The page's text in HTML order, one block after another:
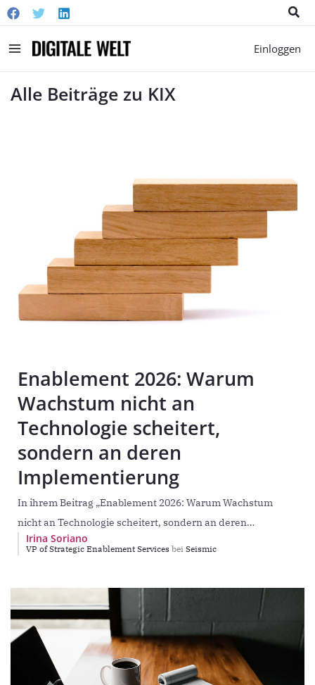
Main
Einloggen
Alle Beiträge zu KIX
Enablement 2026: Warum
Wachstum nicht an
Technologie scheitert,
sondern an deren
Implementierung
In ihrem Beitrag „Enablement 2026: Warum Wachstum
nicht an Technologie scheitert, sondern an deren
Implementierung“ gibt Irina Soriano (VP Strategic
Irina Soriano
VP of Strategic Enablement Services bei Seismic